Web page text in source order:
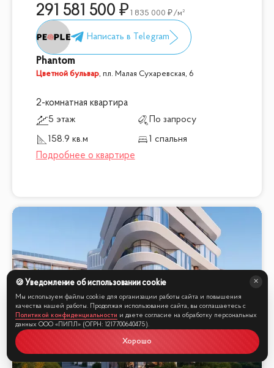
291 581 500 1 835 000 /м²
Phantom
Цветной бульвар, пл. Малая Сухаревская, 6
2-комнатная квартира
5 этаж
По запросу
158.9 кв.м
1 спальня
🍪 Уведомление об использовании cookie
Мы используем файлы cookie для организации работы сайта и повышения
качества нашей работы. Продолжая использование сайта, вы соглашаетесь с
Политикой конфиденциальности и даете согласие на обработку персональных
данных ООО «ПИПЛ» (ОГРН: 1217700640475).
Хорошо